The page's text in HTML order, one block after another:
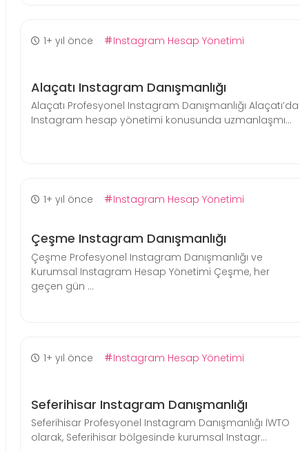
1+ yıl önce Instagram Hesap Yönetimi
Alaçatı Instagram Danışmanlığı
Alaçatı Profesyonel Instagram Danışmanlığı Alaçatı’da
Instagram hesap yönetimi konusunda uzmanlaşmı...
1+ yıl önce Instagram Hesap Yönetimi
Çeşme Instagram Danışmanlığı
Çeşme Profesyonel Instagram Danışmanlığı ve
Kurumsal Instagram Hesap Yönetimi Çeşme, her
geçen gün ...
1+ yıl önce Instagram Hesap Yönetimi
Seferihisar Instagram Danışmanlığı
Seferihisar Profesyonel Instagram Danışmanlığı İWTO
olarak, Seferihisar bölgesinde kurumsal Instagr...